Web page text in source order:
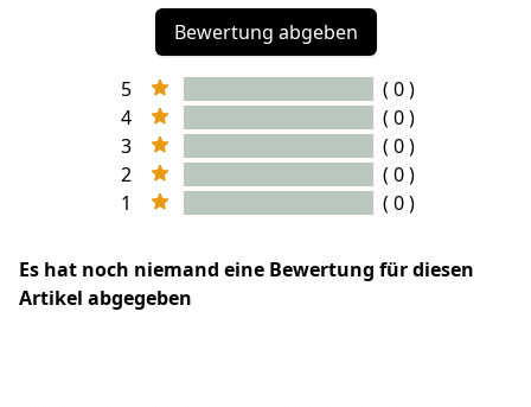
Bewertung abgeben
5
( 0 )
4
( 0 )
3
( 0 )
2
( 0 )
1
( 0 )
Es hat noch niemand eine Bewertung für diesen
Artikel abgegeben